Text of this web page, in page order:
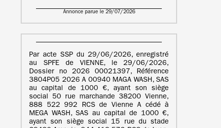
Annonce parue le 29/07/2026
Par acte SSP du 29/06/2026, enregistré
au SPFE de VIENNE, le 29/06/2026,
Dossier no 2026 00021397, Référence
3804P05 2026 A 00940 MAGA WASH, SAS
au capital de 1000 €, ayant son siège
social 50 rue marchande 38200 Vienne,
888 522 992 RCS de Vienne A cédé à
MEGA WASH, SAS au capital de 1000 €,
ayant son siège social 15 rue du stade